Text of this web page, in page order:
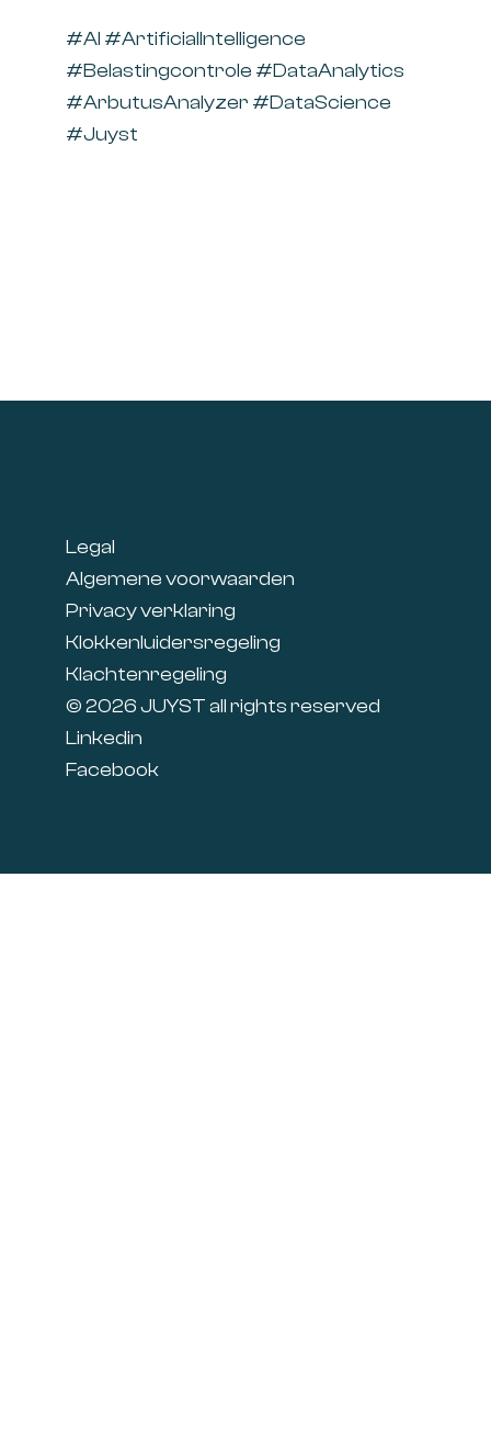
#AI #ArtificialIntelligence
#Belastingcontrole #DataAnalytics
#ArbutusAnalyzer #DataScience
#Juyst
Legal
Algemene voorwaarden
Privacy verklaring
Klokkenluidersregeling
Klachtenregeling
© 2026 JUYST all rights reserved
Linkedin
Facebook